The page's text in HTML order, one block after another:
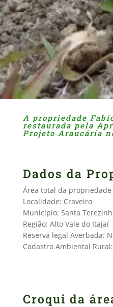
A propriedade
restaurada pela
Projeto Araucária
Dados da
Área total da
Localidade: Craveiro
Município: Santa
Região: Alto Vale do Itajaí
Reserva legal Averbada:
Cadastro Ambiental
Croqui da